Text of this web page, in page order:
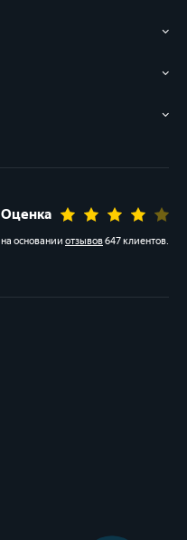
Оценка
на основании отзывов647 клиентов.